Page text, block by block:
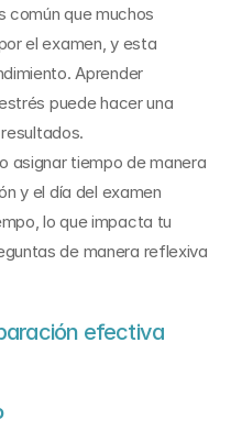
común que muchos
el examen, y esta
Aprender
puede hacer una
asignar tiempo de manera
y el día del examen
lo que impacta tu
de manera reflexiva
efectiva